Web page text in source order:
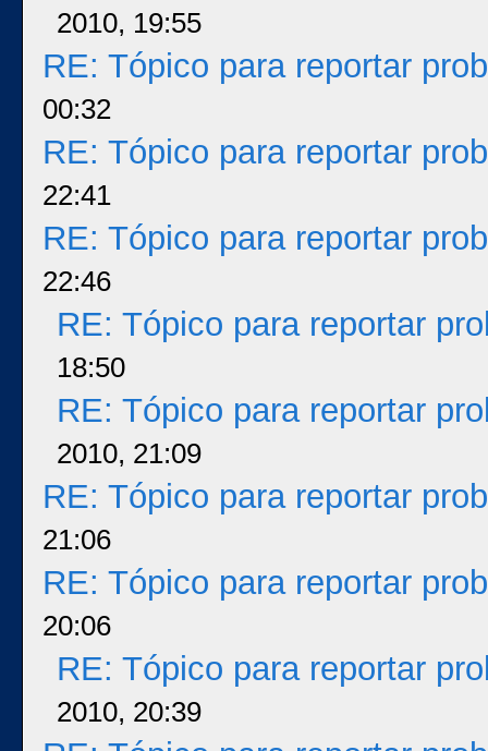
2010, 19:55
RE: Tópico para reportar
00:32
RE: Tópico para reportar
22:41
RE: Tópico para reportar
22:46
RE: Tópico para reportar
18:50
RE: Tópico para reportar
2010, 21:09
RE: Tópico para reportar
21:06
RE: Tópico para reportar
20:06
RE: Tópico para reportar
2010, 20:39